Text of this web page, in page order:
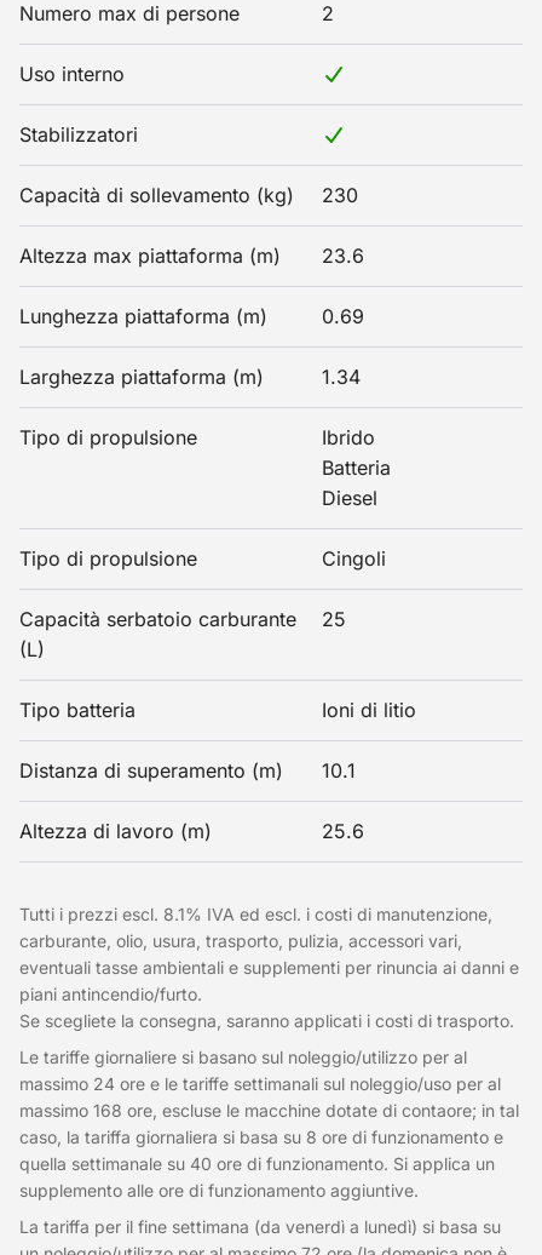
Numero max di persone 2
Uso interno
Stabilizzatori
Capacità di sollevamento (kg) 230
Altezza max piattaforma (m) 23.6
Lunghezza piattaforma (m) 0.69
Larghezza piattaforma (m) 1.34
Tipo di propulsione
Ibrido
Batteria
Diesel
Tipo di propulsione Cingoli
Capacità serbatoio carburante
(L)
25
Tipo batteria Ioni di litio
Distanza di superamento (m) 10.1
Altezza di lavoro (m) 25.6
Tutti i prezzi escl. 8.1% IVA ed escl. i costi di manutenzione,
carburante, olio, usura, trasporto, pulizia, accessori vari,
eventuali tasse ambientali e supplementi per rinuncia ai danni e
piani antincendio/furto.
Se scegliete la consegna, saranno applicati i costi di trasporto.
Le tariffe giornaliere si basano sul noleggio/utilizzo per al
massimo 24 ore e le tariffe settimanali sul noleggio/uso per al
massimo 168 ore, escluse le macchine dotate di contaore; in tal
caso, la tariffa giornaliera si basa su 8 ore di funzionamento e
quella settimanale su 40 ore di funzionamento. Si applica un
supplemento alle ore di funzionamento aggiuntive.
La tariffa per il fine settimana (da venerdì a lunedì) si basa su